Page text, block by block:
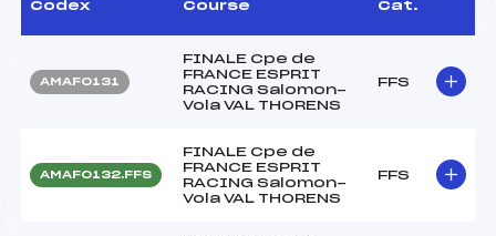
Codex Course Cat.
AMAF0131
FINALE Cpe de
FRANCE ESPRIT
RACING Salomon-
Vola VAL THORENS
FFS
AMAF0132.FFS
FINALE Cpe de
FRANCE ESPRIT
RACING Salomon-
Vola VAL THORENS
FFS